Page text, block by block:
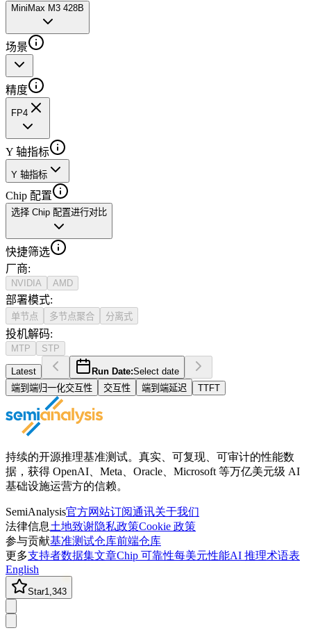
MiniMax M3 428B
场景
精度
FP4
Y 轴指标
Y 轴指标
Chip 配置
选择 Chip 配置进行对比
快捷筛选
厂商:
NVIDIA AMD
部署模式:
单节点 多节点聚合 分离式
投机解码:
MTP STP
Latest Run Date:Select date
端到端归一化交互性
交互性 端到端延迟 TTFT
持续的开源推理基准测试。真实、可复现、可审计的性能数
据，获得 OpenAI、Meta、Oracle、Microsoft 等万亿美元级 AI
基础设施运营方的信赖。
SemiAnalysis官方网站订阅通讯关于我们
法律信息土地致谢隐私政策Cookie 政策
参与贡献基准测试仓库前端仓库
更多支持者数据集文章Chip 可靠性每美元性能AI 推理术语表
English
Star1,343